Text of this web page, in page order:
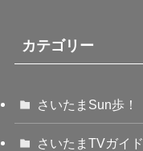
カテゴリー
さいたまSun歩！
さいたまTVガイド